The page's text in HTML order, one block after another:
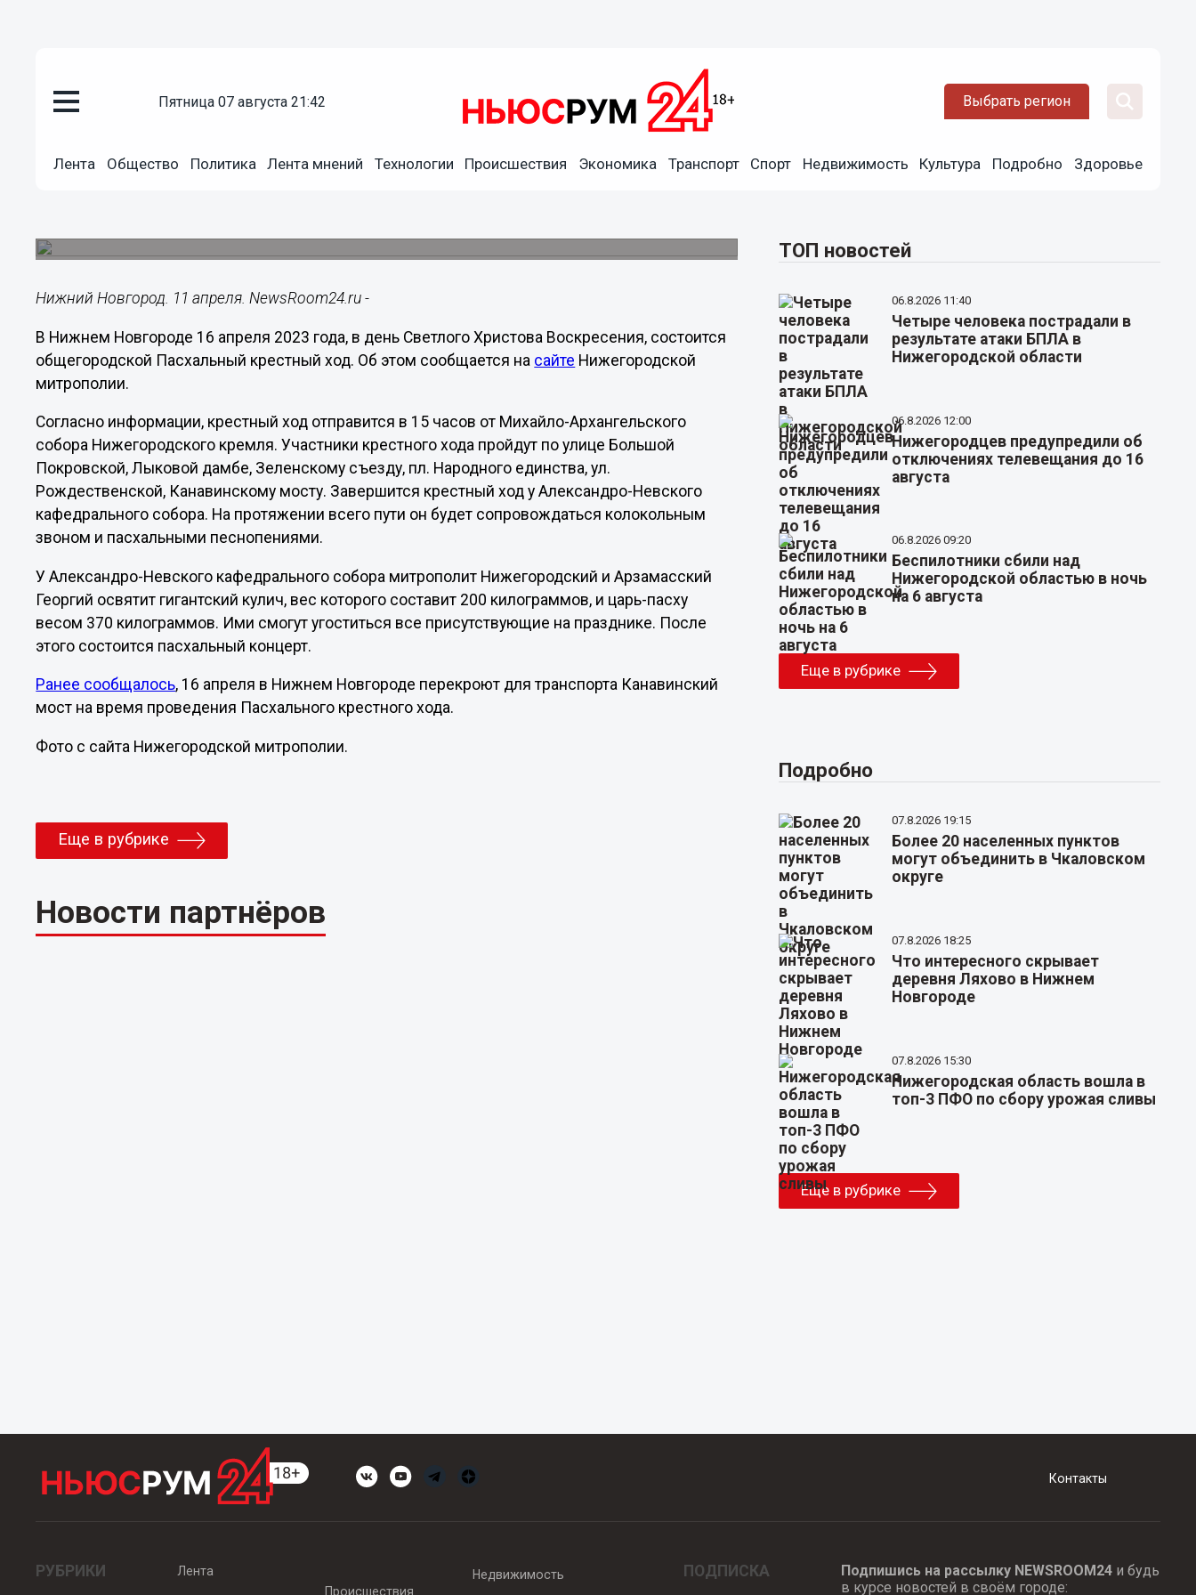
пятница 07 августа 21:42 Выбрать регион
Лента Общество Политика Лента мнений Технологии Происшествия Экономика Транспорт Спорт Недвижимость Культура Подробно Здоровье
Нижегородцы примут участие в Пасхальном крестном ходе
Нижний Новгород. 11 апреля. NewsRoom24.ru -
В Нижнем Новгороде 16 апреля 2023 года, в день Светлого Христова Воскресения, состоится
общегородской Пасхальный крестный ход. Об этом сообщается на сайте Нижегородской
митрополии.
Согласно информации, крестный ход отправится в 15 часов от Михайло-Архангельского
собора Нижегородского кремля. Участники крестного хода пройдут по улице Большой
Покровской, Лыковой дамбе, Зеленскому съезду, пл. Народного единства, ул.
Рождественской, Канавинскому мосту. Завершится крестный ход у Александро-Невского
кафедрального собора. На протяжении всего пути он будет сопровождаться колокольным
звоном и пасхальными песнопениями.
У Александро-Невского кафедрального собора митрополит Нижегородский и Арзамасский
Георгий освятит гигантский кулич, вес которого составит 200 килограммов, и царь-пасху
весом 370 килограммов. Ими смогут угоститься все присутствующие на празднике. После
этого состоится пасхальный концерт.
Ранее сообщалось, 16 апреля в Нижнем Новгороде перекроют для транспорта Канавинский
мост на время проведения Пасхального крестного хода.
Фото с сайта Нижегородской митрополии.
Еще в рубрике
Новости партнёров
ТОП новостей
06.8.2026 11:40
Четыре человека пострадали в
результате атаки БПЛА в
Нижегородской области
06.8.2026 12:00
Нижегородцев предупредили об
отключениях телевещания до 16
августа
06.8.2026 09:20
Беспилотники сбили над
Нижегородской областью в ночь
на 6 августа
Еще в рубрике
Подробно
07.8.2026 19:15
Более 20 населенных пунктов
могут объединить в Чкаловском
округе
07.8.2026 18:25
Что интересного скрывает
деревня Ляхово в Нижнем
Новгороде
07.8.2026 15:30
Нижегородская область вошла в
топ-3 ПФО по сбору урожая сливы
Еще в рубрике
Контакты
РУБРИКИ
Лента
Происшествия
Недвижимость ПОДПИСКА Подпишись на рассылку NEWSROOM24и будь
в курсе новостей в своём городе: